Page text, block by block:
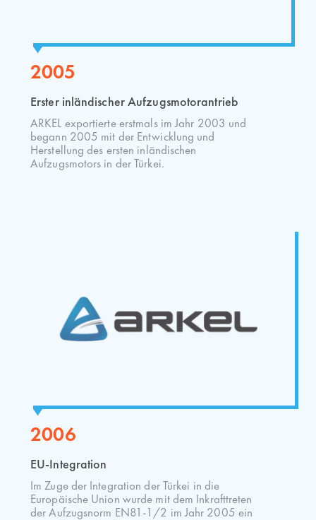
2005
Erster inländischer Aufzugsmotorantrieb
ARKEL exportierte erstmals im Jahr 2003 und
begann 2005 mit der Entwicklung und
Herstellung des ersten inländischen
Aufzugsmotors in der Türkei.
2006
EU-Integration
Im Zuge der Integration der Türkei in die
Europäische Union wurde mit dem Inkrafttreten
der Aufzugsnorm EN81-1/2 im Jahr 2005 ein